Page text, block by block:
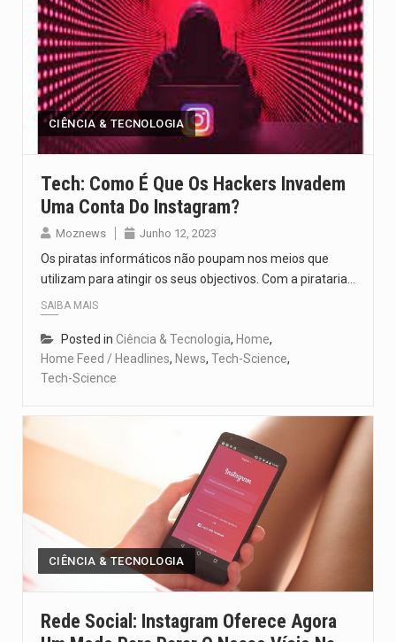
CIÊNCIA & TECNOLOGIA
Tech: Como É Que Os Hackers Invadem
Uma Conta Do Instagram?
Moznews Junho 12, 2023
Os piratas informáticos não poupam nos meios que
utilizam para atingir os seus objectivos. Com a pirataria…
SAIBA MAIS
Posted in Ciência & Tecnologia, Home,
Home Feed / Headlines, News, Tech-Science,
Tech-Science
CIÊNCIA & TECNOLOGIA
Rede Social: Instagram Oferece Agora